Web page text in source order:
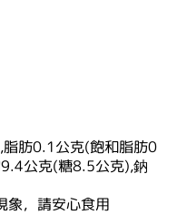
肪0.1公克(飽和脂肪0
公克(糖8.5公克),鈉
象，請安心食用